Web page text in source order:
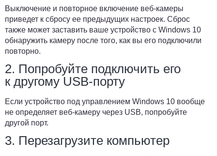
Выключение и повторное включение веб-камеры
приведет к сбросу ее предыдущих настроек. Сброс
также может заставить ваше устройство с Windows 10
обнаружить камеру после того, как вы его подключили
повторно.
2. Попробуйте подключить его
к другому USB-порту
Если устройство под управлением Windows 10 вообще
не определяет веб-камеру через USB, попробуйте
другой порт.
3. Перезагрузите компьютер